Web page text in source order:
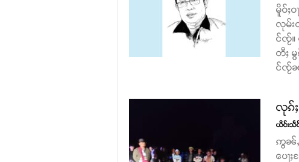
မိူဝ်ႈ
လုမ်း
င်ၸႂ်။
တီႈ
င်ၸႂ်ၼႆ
လုၵ်
ယိင်းသဵဝ်
ဢွၼ်ႇ
ပေႃ